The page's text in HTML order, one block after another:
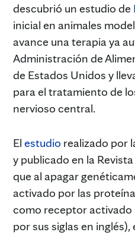
descubrió un estudio de
inicial en animales
avance una terapia ya
Administración de
de Estados Unidos y
para el tratamiento de
nervioso central.
El estudio realizado por
y publicado en la
que al apagar
activado por las
como receptor activado
por sus siglas en